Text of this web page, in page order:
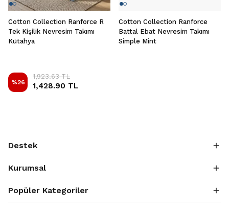
Cotton Collection Ranforce R
Tek Kişilik Nevresim Takımı
Kütahya
%26
1,923.63 TL
1,428.90 TL
Cotton Collection Ranforce
Battal Ebat Nevresim Takımı
Simple Mint
Destek
Kurumsal
Popüler Kategoriler